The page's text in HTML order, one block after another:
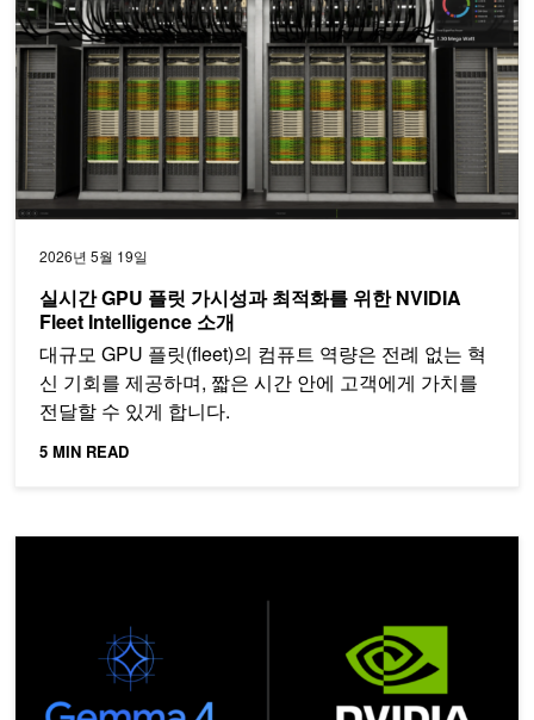
2026년 5월 19일
실시간 GPU 플릿 가시성과 최적화를 위한 NVIDIA
Fleet Intelligence 소개
대규모 GPU 플릿(fleet)의 컴퓨트 역량은 전례 없는 혁
신 기회를 제공하며, 짧은 시간 안에 고객에게 가치를
전달할 수 있게 합니다.
5 MIN READ